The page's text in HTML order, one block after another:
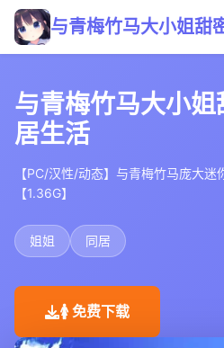
与青梅竹马大小姐甜
与青梅竹马大小姐
居生活
【PC/汉性/动态】与青梅竹马庞大
【1.36G】
姐姐 同居
🚺 免费下载